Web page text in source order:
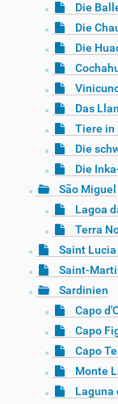
Die
Die
Die
Das
Tiere in
Die
Die
São Miguel
Lagoa
Terra
Saint
Saint-
Sardinien
Capo
Capo
Capo
Monte
Laguna